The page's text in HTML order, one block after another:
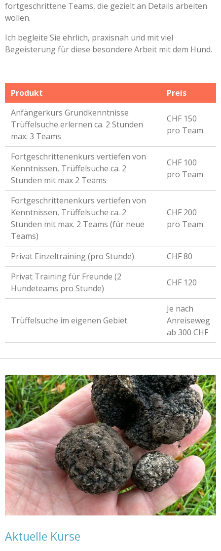
fortgeschrittene Teams, die gezielt an Details arbeiten
wollen.
Ich begleite Sie ehrlich, praxisnah und mit viel
Begeisterung für diese besondere Arbeit mit dem Hund.
Produkt
Preis
Anfängerkurs Grundkenntnisse
Trüffelsuche erlernen ca. 2 Stunden
max. 3 Teams
CHF 150
pro Team
Fortgeschrittenenkurs vertiefen von
Kenntnissen, Trüffelsuche ca. 2
Stunden mit max 2 Teams
CHF 100
pro Team
Fortgeschrittenenkurs vertiefen von
Kenntnissen, Trüffelsuche ca. 2
Stunden mit max. 2 Teams (für neue
Teams)
CHF 200
pro Team
Privat Einzeltraining (pro Stunde)
CHF 80
Privat Training für Freunde (2
Hundeteams pro Stunde)
CHF 120
Trüffelsuche im eigenen Gebiet.
Je nach
Anreiseweg
ab 300 CHF
Aktuelle Kurse